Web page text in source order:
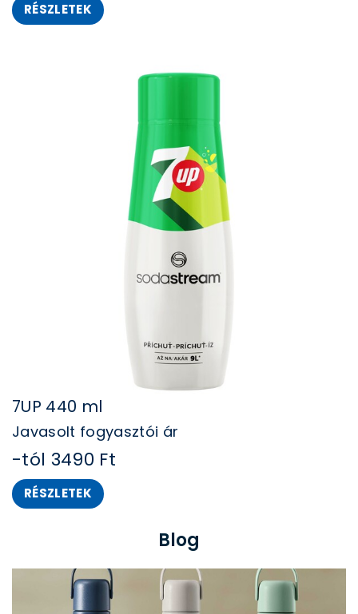
RÉSZLETEK
7UP 440 ml
Javasolt fogyasztói ár
​-tól 3490 Ft
RÉSZLETEK
Blog